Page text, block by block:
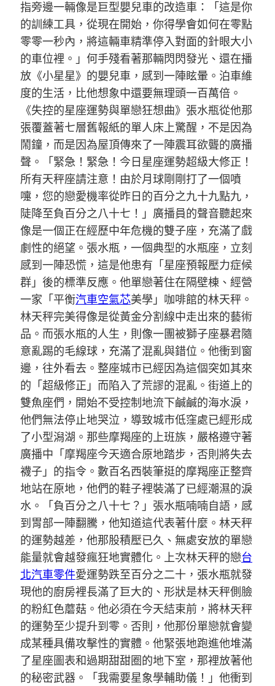
指旁邊一輛像是巨型嬰兒車的改造車：「這是你
的訓練工具，從現在開始，你得學會如何在零點
零零一秒內，將這輛車精準停入對面的針眼大小
的車位裡。」何手殘看著那輛閃閃發光、還在播
放《小星星》的嬰兒車，感到一陣眩暈。泊車維
度的生活，比他想象中還要無理頭一百萬倍。
《失控的星座運勢與單戀狂想曲》張水瓶從他那
張覆蓋著七層舊報紙的單人床上驚醒，不是因為
鬧鐘，而是因為屋頂傳來了一陣震耳欲聾的廣播
聲。「緊急！緊急！今日星座運勢超級大修正！
所有天秤座請注意！由於月球剛剛打了一個噴
嚏，您的戀愛機率從昨日的百分之九十九點九，
陡降至負百分之八十七！」廣播員的聲音聽起來
像是一個正在經歷中年危機的雙子座，充滿了戲
劇性的絕望。張水瓶，一個典型的水瓶座，立刻
感到一陣恐慌，這是他患有「星座預報壓力症候
群」後的標準反應。他單戀著住在隔壁棟、經營
一家「平衡汽車空氣芯美學」咖啡館的林天秤。
林天秤完美得像是從黃金分割線中走出來的藝術
品。而張水瓶的人生，則像一團被獅子座暴君隨
意亂踢的毛線球，充滿了混亂與錯位。他衝到窗
邊，往外看去。整座城市已經因為這個突如其來
的「超級修正」而陷入了荒謬的混亂。街道上的
雙魚座們，開始不受控制地流下鹹鹹的海水淚，
他們無法停止地哭泣，導致城市低窪處已經形成
了小型潟湖。那些摩羯座的上班族，嚴格遵守著
廣播中「摩羯座今天適合原地踏步，否則將失去
襪子」的指令。數百名西裝筆挺的摩羯座正整齊
地站在原地，他們的鞋子裡裝滿了已經潮濕的淚
水。「負百分之八十七？」張水瓶喃喃自語，感
到胃部一陣翻騰，他知道這代表著什麼。林天秤
的運勢越差，他那股積壓已久、無處安放的單戀
能量就會越發瘋狂地實體化。上次林天秤的戀台
北汽車零件愛運勢跌至百分之二十，張水瓶就發
現他的廚房裡長滿了巨大的、形狀是林天秤側臉
的粉紅色蘑菇。他必須在今天結束前，將林天秤
的運勢至少提升到零。否則，他那份單戀就會變
成某種具備攻擊性的實體。他緊張地跑進他堆滿
了星座圖表和過期甜甜圈的地下室，那裡放著他
的秘密武器。「我需要星象學輔助儀！」他衝到